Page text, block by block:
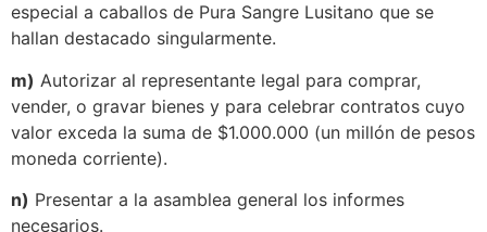
especial a caballos de Pura Sangre Lusitano que se
hallan destacado singularmente.
m) Autorizar al representante legal para comprar,
vender, o gravar bienes y para celebrar contratos cuyo
valor exceda la suma de $1.000.000 (un millón de pesos
moneda corriente).
n) Presentar a la asamblea general los informes
necesarios.